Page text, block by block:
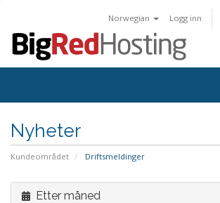
Norwegian Logg inn
Nyheter
Kundeområdet Driftsmeldinger
Etter måned